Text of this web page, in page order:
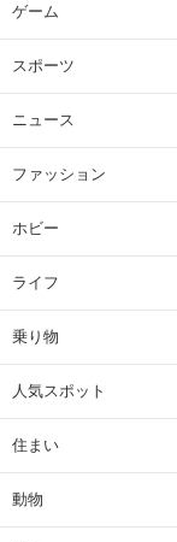
ゲーム
スポーツ
ニュース
ファッション
ホビー
ライフ
乗り物
人気スポット
住まい
動物